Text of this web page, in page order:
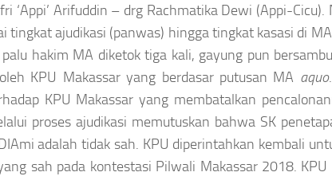
‘Appi’ Arifuddin – drg Rachmatika Dewi (Appi-
tingkat ajudikasi (panwas) hingga tingkat kasasi di
hakim MA diketok tiga kali, gayung pun
KPU Makassar yang berdasar putusan MA aquo
KPU Makassar yang membatalkan
proses ajudikasi memutuskan bahwa SK
adalah tidak sah. KPU diperintahkan kembali
sah pada kontestasi Pilwali Makassar 2018.